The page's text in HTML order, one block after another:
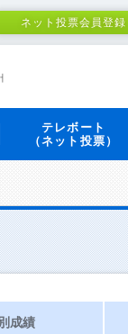
ネット投票会員登録
テレボート
（ネット投票）
成績